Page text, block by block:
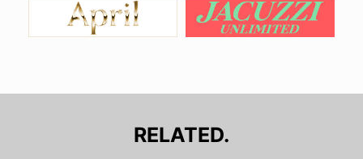
RELATED.